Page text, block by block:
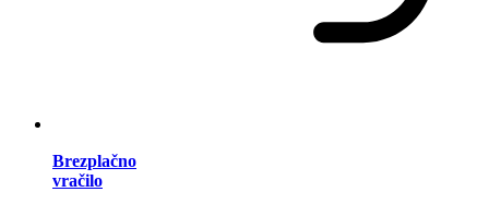
Brezplačno
vračilo